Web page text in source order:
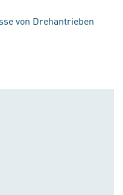
von Drehantrieben